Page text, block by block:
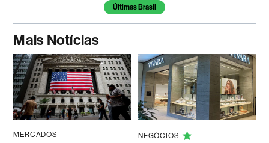
Últimas Brasil
Mais Notícias
MERCADOS NEGÓCIOS